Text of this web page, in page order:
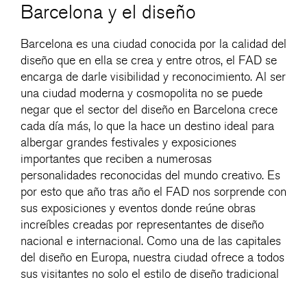
Barcelona y el diseño
Barcelona es una ciudad conocida por la calidad del
diseño que en ella se crea y entre otros, el FAD se
encarga de darle visibilidad y reconocimiento. Al ser
una ciudad moderna y cosmopolita no se puede
negar que el sector del diseño en Barcelona crece
cada día más, lo que la hace un destino ideal para
albergar grandes festivales y exposiciones
importantes que reciben a numerosas
personalidades reconocidas del mundo creativo. Es
por esto que año tras año el FAD nos sorprende con
sus exposiciones y eventos donde reúne obras
increíbles creadas por representantes de diseño
nacional e internacional. Como una de las capitales
del diseño en Europa, nuestra ciudad ofrece a todos
sus visitantes no solo el estilo de diseño tradicional